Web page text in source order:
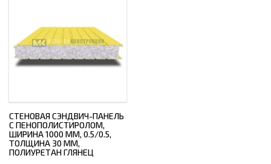
СТЕНОВАЯ СЭНДВИЧ-ПАНЕЛЬ
С ПЕНОПОЛИСТИРОЛОМ,
ШИРИНА 1000 ММ, 0.5/0.5,
ТОЛЩИНА 30 ММ,
ПОЛИУРЕТАН ГЛЯНЕЦ